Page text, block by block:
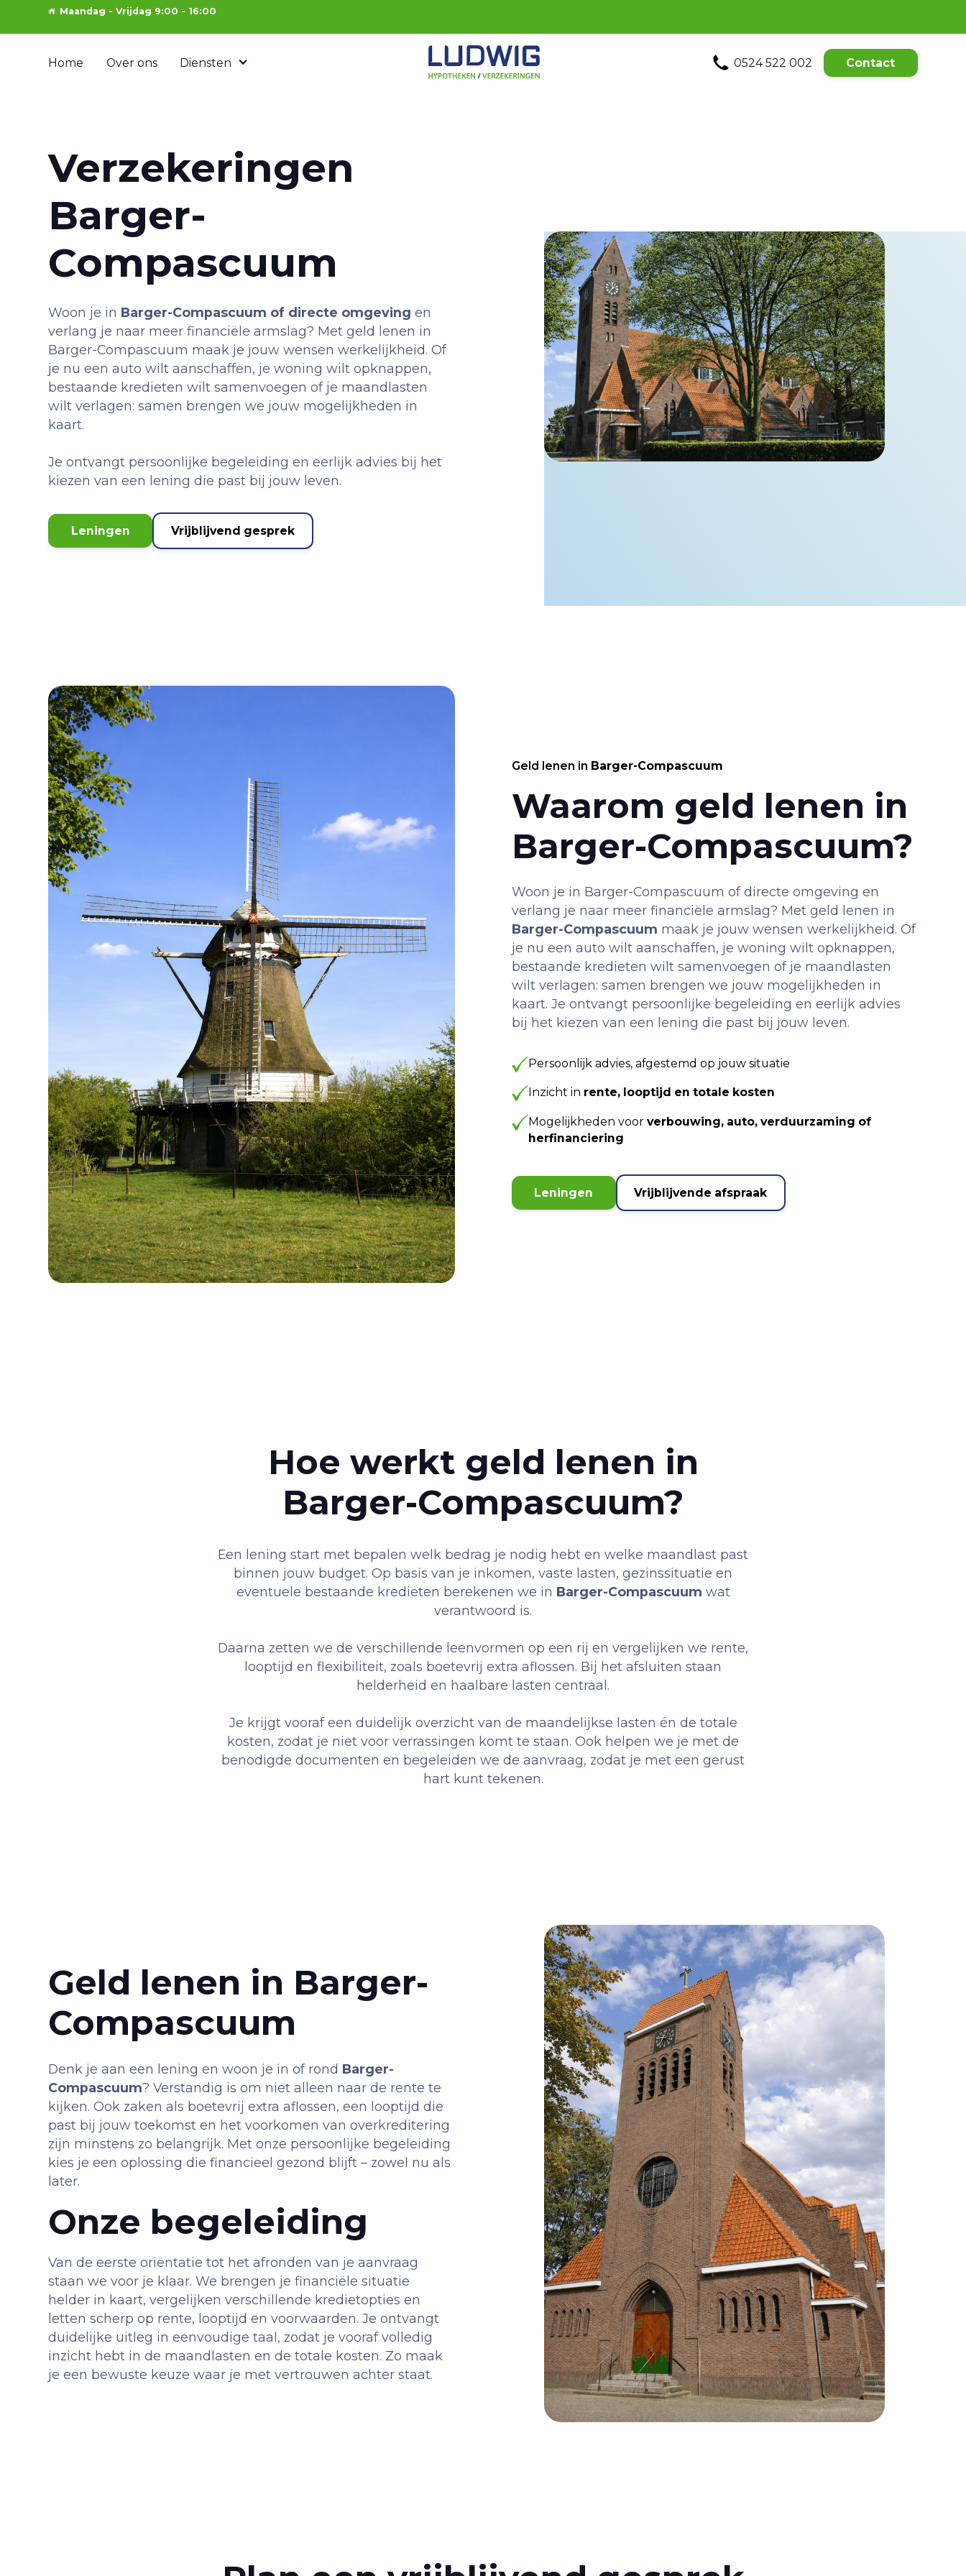
Maandag - Vrijdag 9:00 - 16:00
Home Over ons Diensten 0524 522 002 Contact
Verzekeringen
Barger-
Compascuum
Woon je in Barger-Compascuum of directe omgevingen
verlang je naar meer financiële armslag? Met geld lenen in
Barger-Compascuum maak je jouw wensen werkelijkheid. Of
je nu een auto wilt aanschaffen, je woning wilt opknappen,
bestaande kredieten wilt samenvoegen of je maandlasten
wilt verlagen: samen brengen we jouw mogelijkheden in
kaart.
Je ontvangt persoonlijke begeleiding en eerlijk advies bij het
kiezen van een lening die past bij jouw leven.
Leningen Vrijblijvend gesprek
Geld lenen in Barger-Compascuum
Waarom geld lenen in
Barger-Compascuum?
Woon je in Barger-Compascuum of directe omgeving en
verlang je naar meer financiële armslag? Met geld lenen in
Barger-Compascuum maak je jouw wensen werkelijkheid. Of
je nu een auto wilt aanschaffen, je woning wilt opknappen,
bestaande kredieten wilt samenvoegen of je maandlasten
wilt verlagen: samen brengen we jouw mogelijkheden in
kaart. Je ontvangt persoonlijke begeleiding en eerlijk advies
bij het kiezen van een lening die past bij jouw leven.
Persoonlijk advies, afgestemd op jouw situatie
Inzicht in rente, looptijd en totale kosten
Mogelijkheden voorverbouwing, auto, verduurzaming of
herfinanciering
Leningen Vrijblijvende afspraak
Hoe werkt geld lenen in
Barger-Compascuum?
Een lening start met bepalen welk bedrag je nodig hebt en welke maandlast past
binnen jouw budget. Op basis van je inkomen, vaste lasten, gezinssituatie en
eventuele bestaande kredieten berekenen we in Barger-Compascuum wat
verantwoord is.
Daarna zetten we de verschillende leenvormen op een rij en vergelijken we rente,
looptijd en flexibiliteit, zoals boetevrij extra aflossen. Bij het afsluiten staan
helderheid en haalbare lasten centraal.
Je krijgt vooraf een duidelijk overzicht van de maandelijkse lasten én de totale
kosten, zodat je niet voor verrassingen komt te staan. Ook helpen we je met de
benodigde documenten en begeleiden we de aanvraag, zodat je met een gerust
hart kunt tekenen.
Geld lenen in Barger-
Compascuum
Denk je aan een lening en woon je in of rond Barger-
Compascuum? Verstandig is om niet alleen naar de rente te
kijken. Ook zaken als boetevrij extra aflossen, een looptijd die
past bij jouw toekomst en het voorkomen van overkreditering
zijn minstens zo belangrijk. Met onze persoonlijke begeleiding
kies je een oplossing die financieel gezond blijft – zowel nu als
later.
Onze begeleiding
Van de eerste oriëntatie tot het afronden van je aanvraag
staan we voor je klaar. We brengen je financiële situatie
helder in kaart, vergelijken verschillende kredietopties en
letten scherp op rente, looptijd en voorwaarden. Je ontvangt
duidelijke uitleg in eenvoudige taal, zodat je vooraf volledig
inzicht hebt in de maandlasten en de totale kosten. Zo maak
je een bewuste keuze waar je met vertrouwen achter staat.